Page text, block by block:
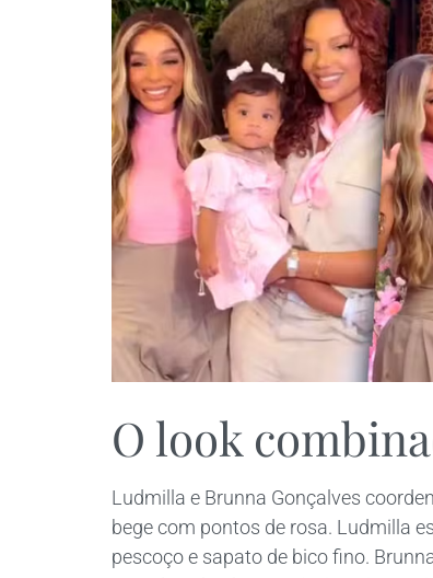
O look
Ludmilla e Brunna Gonçalves
bege com pontos de rosa. Ludmilla
pescoço e sapato de bico fino.